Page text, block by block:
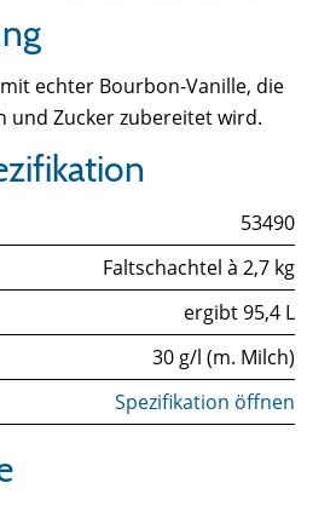
echter Bourbon-Vanille, die
und Zucker zubereitet wird.
53490
Faltschachtel à 2,7 kg
ergibt 95,4 L
30 g/l (m. Milch)
Spezifikation öffnen